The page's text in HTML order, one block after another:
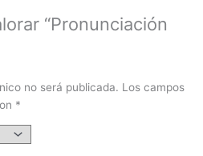
“Pronunciación
no será publicada. Los campos
*